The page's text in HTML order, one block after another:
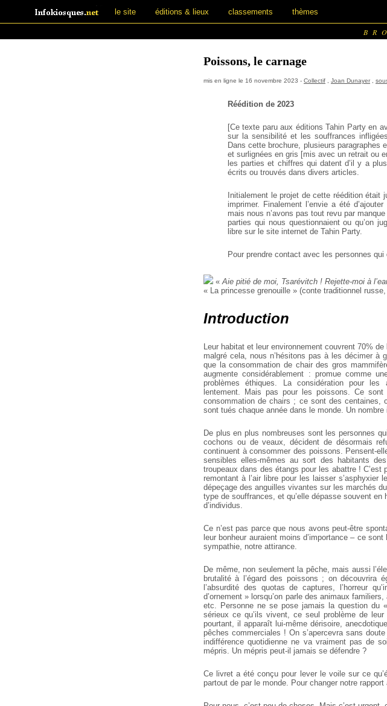
le site éditions & lieux classements thèmes
Poissons, le carnage
mis en ligne le 16 novembre 2023 - Collectif Joan Dunayer,
Réédition de 2023
[Ce texte paru aux éditions Tahin Party en
sur la sensibilité et les souffrances
Dans cette brochure, plusieurs paragraphes
et surlignées en gris [mis avec un retrait ou
les parties et chiffres qui datent d’il y a
écrits ou trouvés dans divers articles.
Initialement le projet de cette réédition
imprimer. Finalement l’envie a été
mais nous n’avons pas tout revu par
parties qui nous questionnaient ou qu’on
libre sur le site internet de Tahin Party.
Pour prendre contact avec les personnes
«Aie pitié de moi, Tsarévitch ! Rejette-moi à
« La princesse grenouille » (conte traditionnel
Introduction
Leur habitat et leur environnement couvrent 70%
malgré cela, nous n’hésitons pas à les décimer à
que la consommation de chair des gros
augmente considérablement : promue comme
problèmes éthiques. La considération pour les
lentement. Mais pas pour les poissons. Ce
consommation de chairs ; ce sont des centaines,
sont tués chaque année dans le monde. Un nombre
De plus en plus nombreuses sont les personnes
cochons ou de veaux, décident de désormais
continuent à consommer des poissons. Pensent-
sensibles elles-mêmes au sort des habitants
troupeaux dans des étangs pour les abattre !
remontant à l’air libre pour les laisser
dépeçage des anguilles vivantes sur les marchés
type de souffrances, et qu’elle dépasse souvent en
d’individus.
Ce n’est pas parce que nous avons peut-être
leur bonheur auraient moins d’importance – ce
sympathie, notre attirance.
De même, non seulement la pêche, mais aussi
brutalité à l’égard des poissons ; on découvrira
l’absurdité des quotas de captures, l’horreur
d’ornement » lorsqu’on parle des animaux
etc. Personne ne se pose jamais la question du
sérieux ce qu’ils vivent, ce seul problème de
pourtant, il apparaît lui-même dérisoire,
pêches commerciales ! On s’apercevra sans
indifférence quotidienne ne va vraiment pas de
mépris. Un mépris peut-il jamais se défendre ?
Ce livret a été conçu pour lever le voile sur ce
partout de par le monde. Pour changer notre